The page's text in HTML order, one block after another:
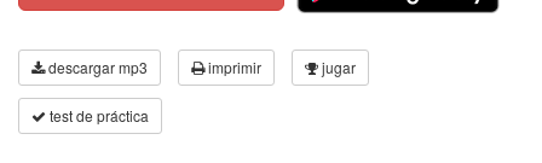
descargar mp3 imprimir jugar
test de práctica